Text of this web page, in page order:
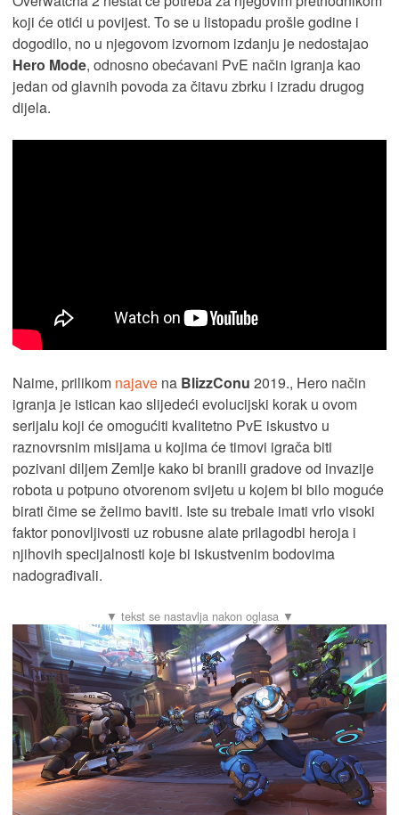
koji će otići u povijest. To se u listopadu prošle godine i
dogodilo, no u njegovom izvornom izdanju je nedostajao
Hero Mode, odnosno obećavani PvE način igranja kao
jedan od glavnih povoda za čitavu zbrku i izradu drugog
dijela.
Naime, prilikom najave na BlizzConu 2019., Hero način
igranja je istican kao slijedeći evolucijski korak u ovom
serijalu koji će omogućiti kvalitetno PvE iskustvo u
raznovrsnim misijama u kojima će timovi igrača biti
pozivani diljem Zemlje kako bi branili gradove od invazije
robota u potpuno otvorenom svijetu u kojem bi bilo moguće
birati čime se želimo baviti. Iste su trebale imati vrlo visoki
faktor ponovljivosti uz robusne alate prilagodbi heroja i
njihovih specijalnosti koje bi iskustvenim bodovima
nadograđivali.